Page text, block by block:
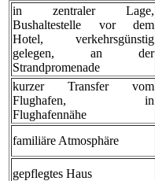
in zentraler Lage,
Bushaltestelle vor dem
Hotel, verkehrsgünstig
gelegen, an der
Strandpromenade
kurzer Transfer vom
Flughafen, in
Flughafennähe
familiäre Atmosphäre
gepflegtes Haus